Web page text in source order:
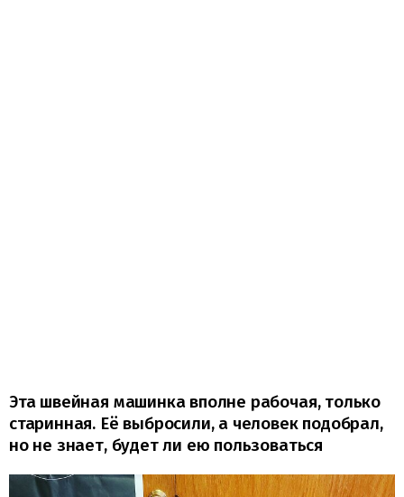
Эта швейная машинка вполне рабочая, только
старинная. Её выбросили, а человек подобрал,
но не знает, будет ли ею пользоваться